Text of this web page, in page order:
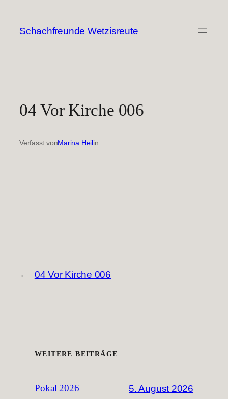
springen
Schachfreunde Wetzisreute
04 Vor Kirche 006
Verfasst vonMarina Heilin
← 04 Vor Kirche 006
WEITERE BEITRÄGE
Pokal 2026 5. August 2026